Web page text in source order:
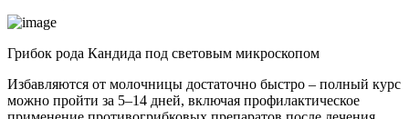
Грибок рода Кандида под световым микроскопом
Избавляются от молочницы достаточно быстро – полный курс
можно пройти за 5–14 дней, включая профилактическое